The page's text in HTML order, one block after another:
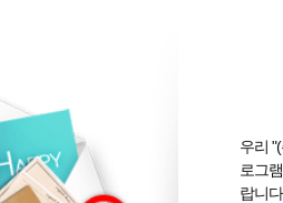
우리
로그
랍니다.